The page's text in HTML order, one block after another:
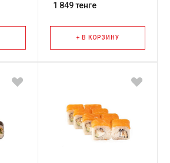
1 849 тенге
+ В КОРЗИНУ